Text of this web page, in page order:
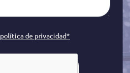
política de privacidad*